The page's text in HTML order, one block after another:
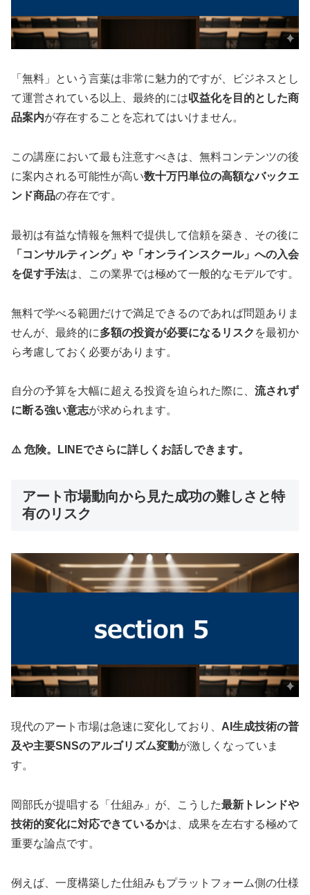
「無料」という言葉は非常に魅力的ですが、ビジネスとし
て運営されている以上、最終的には収益化を目的とした商
品案内が存在することを忘れてはいけません。
この講座において最も注意すべきは、無料コンテンツの後
に案内される可能性が高い数十万円単位の高額なバックエ
ンド商品の存在です。
最初は有益な情報を無料で提供して信頼を築き、その後に
「コンサルティング」や「オンラインスクール」への入会
を促す手法は、この業界では極めて一般的なモデルです。
無料で学べる範囲だけで満足できるのであれば問題ありま
せんが、最終的に多額の投資が必要になるリスク を最初か
ら考慮しておく必要があります。
自分の予算を大幅に超える投資を迫られた際に、 流されず
に断る強い意志が求められます。
⚠️ 危険。LINEでさらに詳しくお話しできます。
アート市場動向から見た成功の難しさと特
有のリスク
現代のアート市場は急速に変化しており、 AI生成技術の普
及や主要SNSのアルゴリズム変動が激しくなっていま
す。
岡部氏が提唱する「仕組み」が、こうした最新トレンドや
技術的変化に対応できているかは、成果を左右する極めて
重要な論点です。
例えば、一度構築した仕組みもプラットフォーム側の仕様